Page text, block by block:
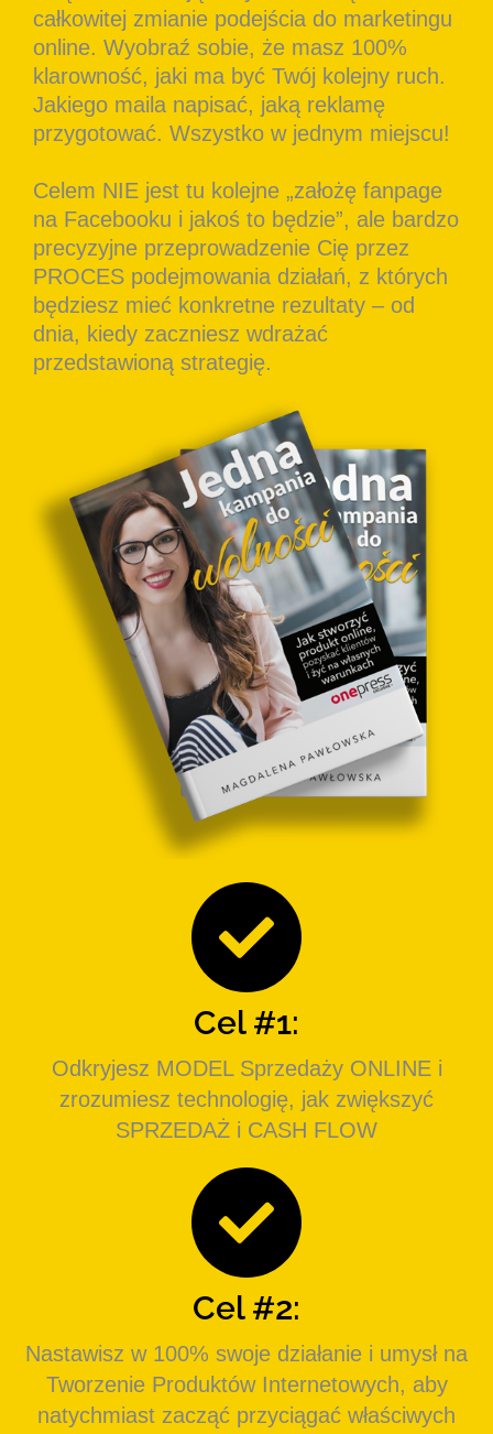
całkowitej zmianie podejścia do marketingu
online. Wyobraź sobie, że masz 100%
klarowność, jaki ma być Twój kolejny ruch.
Jakiego maila napisać, jaką reklamę
przygotować. Wszystko w jednym miejscu!
Celem NIE jest tu kolejne „założę fanpage
na Facebooku i jakoś to będzie”, ale bardzo
precyzyjne przeprowadzenie Cię przez
PROCES podejmowania działań, z których
będziesz mieć konkretne rezultaty – od
dnia, kiedy zaczniesz wdrażać
przedstawioną strategię.
Cel #1:
Odkryjesz MODEL Sprzedaży ONLINE i
zrozumiesz technologię, jak zwiększyć
SPRZEDAŻ i CASH FLOW
Cel #2:
Nastawisz w 100% swoje działanie i umysł na
Tworzenie Produktów Internetowych, aby
natychmiast zacząć przyciągać właściwych